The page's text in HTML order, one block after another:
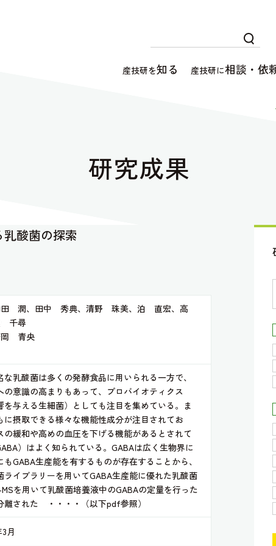
産技研を知る 産技研に相談・依
研究成果
酸菌の探索
潤、田中 秀典、清野 珠美、泊 直宏、高
千尋
岡 青央
乳酸菌は多くの発酵食品に用いられる一方で、
の意識の高まりもあって、プロバイオティクス
を与える生細菌）としても注目を集めている。ま
に摂取できる様々な機能性成分が注目されてお
の緩和や高めの血圧を下げる機能があるとされて
）はよく知られている。GABAは広く生物界に
GABA生産能を有するものが存在することから、
ライブラリーを用いてGABA生産能に優れた乳酸菌
を用いて乳酸菌培養液中のGABAの定量を行った
離された ・・・・（以下pdf参照）
月